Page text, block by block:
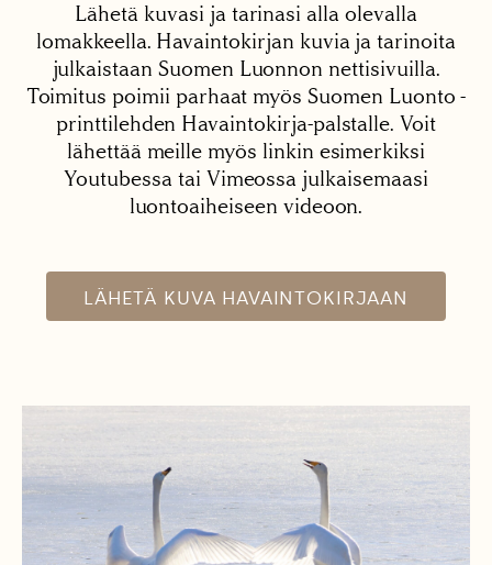
Lähetä kuvasi ja tarinasi alla olevalla
lomakkeella. Havaintokirjan kuvia ja tarinoita
julkaistaan Suomen Luonnon nettisivuilla.
Toimitus poimii parhaat myös Suomen Luonto -
printtilehden Havaintokirja-palstalle. Voit
lähettää meille myös linkin esimerkiksi
Youtubessa tai Vimeossa julkaisemaasi
luontoaiheiseen videoon.
LÄHETÄ KUVA HAVAINTOKIRJAAN